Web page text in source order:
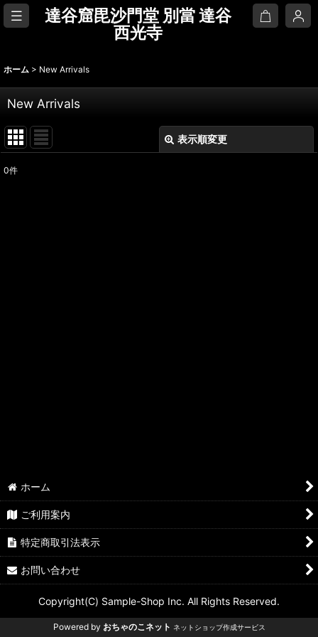
達谷窟毘沙門堂 別當 達谷
西光寺
ホーム > New Arrivals
New Arrivals
表示順変更
0件
ホーム
ご利用案内
特定商取引法表示
お問い合わせ
Copyright(C) Sample-Shop Inc. All Rights Reserved.
Powered by おちゃのこネット ネットショップ作成サービス